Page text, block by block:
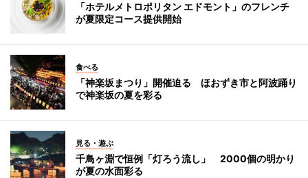
「ホテルメトロポリタン エドモント」のフレンチ
が夏限定コース提供開始
食べる
「神楽坂まつり」開催迫る ほおずき市と阿波踊り
で神楽坂の夏を彩る
見る・遊ぶ
千鳥ヶ淵で恒例「灯ろう流し」 2000個の明かり
が夏の水面彩る